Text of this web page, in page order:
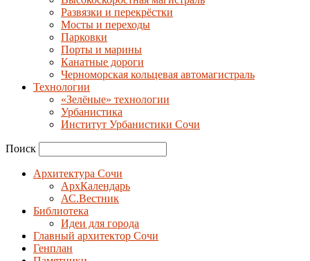
Развязки и перекрёстки
Мосты и переходы
Парковки
Порты и марины
Канатные дороги
Черноморская кольцевая автомагистраль
Технологии
«Зелёные» технологии
Урбанистика
Институт Урбанистики Сочи
Поиск
Архитектура Сочи
АрхКалендарь
АС.Вестник
Библиотека
Идеи для города
Главный архитектор Сочи
Генплан